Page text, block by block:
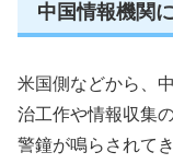
中国情報機関
米国側などから、
治工作や情報収集
警鐘が鳴らされて